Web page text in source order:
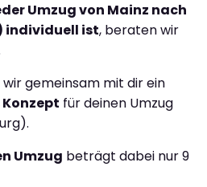
Umzug von Mainz nach
individuell ist, beraten wir
gemeinsam mit dir ein
für deinen Umzug
Umzug beträgt dabei nur 9